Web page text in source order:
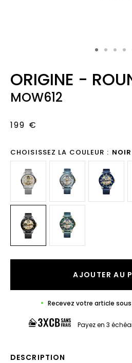
ORIGINE -
MOW612
199 €
CHOISISSEZ LA COULEUR : NOIR
AJOUTER AU
Recevez votre article
Payez en 3
DESCRIPTION